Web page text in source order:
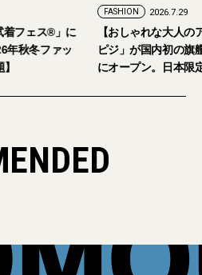
な大人のアイウェア】パリ発「イジ
内初の旗艦店をキャットストリート
。日本限定サングラスも登場